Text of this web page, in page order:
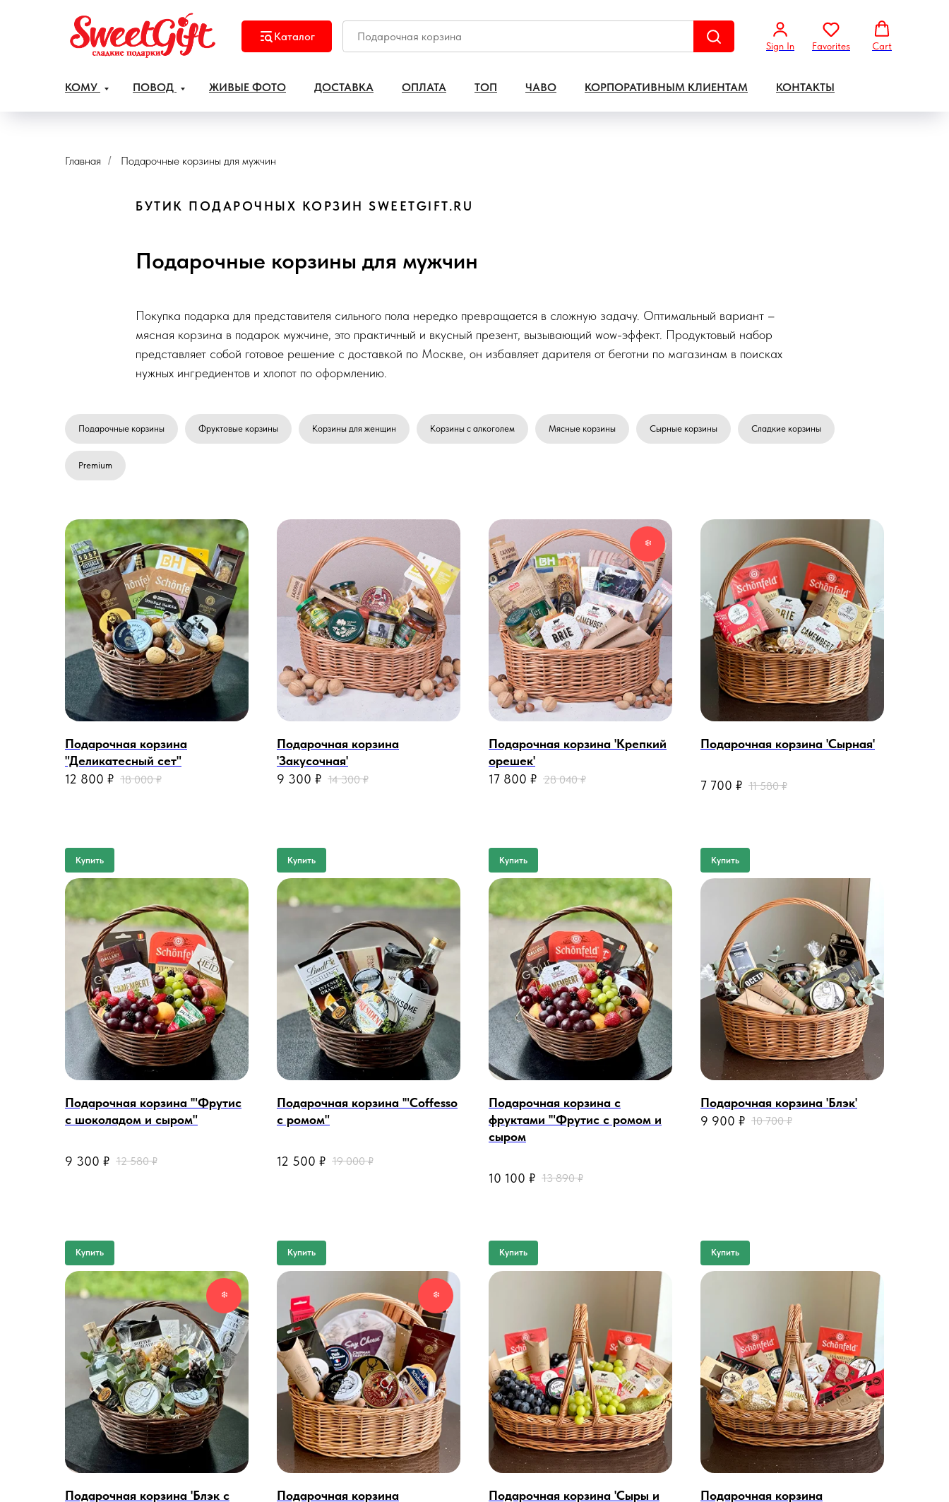
Каталог
Sign In Favorites Cart
КОМУ ПОВОД ЖИВЫЕ ФОТО ДОСТАВКА ОПЛАТА ТОП ЧАВО КОРПОРАТИВНЫМ КЛИЕНТАМ КОНТАКТЫ
Главная / Подарочные корзины для мужчин
БУТИК ПОДАРОЧНЫХ КОРЗИН SWEETGIFT.RU
Подарочные корзины для мужчин
Покупка подарка для представителя сильного пола нередко превращается в сложную задачу. Оптимальный вариант –
мясная корзина в подарок мужчине, это практичный и вкусный презент, вызывающий wow-эффект. Продуктовый набор
представляет собой готовое решение с доставкой по Москве, он избавляет дарителя от беготни по магазинам в поисках
нужных ингредиентов и хлопот по оформлению.
Подарочные корзины Фруктовые корзины Корзины для женщин Корзины с алкоголем Мясные корзины Сырные корзины Cладкие корзины
Premium
Подарочная корзина
"Деликатесный сет"
12 800 ₽ 18 000 ₽
Купить
Подарочная корзина
'Закусочная'
9 300 ₽ 14 300 ₽
Купить
❄️
Подарочная корзина 'Крепкий
орешек'
17 800 ₽ 28 040 ₽
Купить
Подарочная корзина 'Сырная'
7 700 ₽ 11 580 ₽
Купить
Подарочная корзина '"Фрутис
с шоколадом и сыром"
9 300 ₽ 12 580 ₽
Купить
Подарочная корзина '"Coffesso
c ромом"
12 500 ₽ 19 000 ₽
Купить
Подарочная корзина с
фруктами '"Фрутис с ромом и
сыром
10 100 ₽ 13 890 ₽
Купить
Подарочная корзина 'Блэк'
9 900 ₽ 10 700 ₽
Купить
❄️
Подарочная корзина 'Блэк с
❄️
Подарочная корзина
Подарочная корзина 'Сыры и
Подарочная корзина